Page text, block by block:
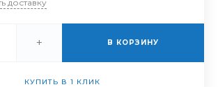
доставку
+ В КОРЗИНУ
КУПИТЬ В 1 КЛИК